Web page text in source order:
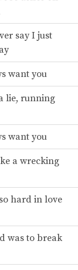
say I just
want you
lie, running
want you
a wrecking
hard in love
was to break